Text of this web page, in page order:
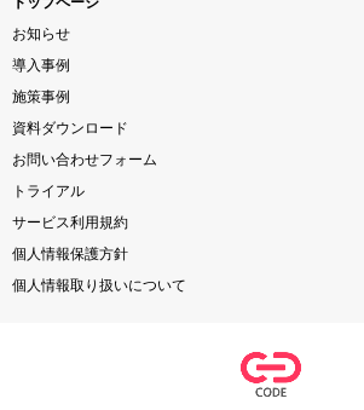
お知らせ
導入事例
施策事例
資料ダウンロード
お問い合わせフォーム
トライアル
サービス利用規約
個人情報保護方針
個人情報取り扱いについて